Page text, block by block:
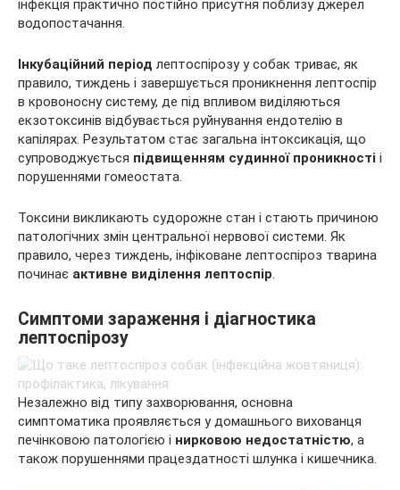
інфекція практично постійно присутня поблизу джерел
водопостачання.
Інкубаційний період лептоспірозу у собак триває, як
правило, тиждень і завершується проникнення лептоспір
в кровоносну систему, де під впливом виділяються
екзотоксинів відбувається руйнування ендотелію в
капілярах. Результатом стає загальна інтоксикація, що
супроводжується підвищенням судинної проникності і
порушеннями гомеостата.
Токсини викликають судорожне стан і стають причиною
патологічних змін центральної нервової системи. Як
правило, через тиждень, інфіковане лептоспіроз тварина
починає активне виділення лептоспір.
Симптоми зараження і діагностика
лептоспірозу
Незалежно від типу захворювання, основна
симптоматика проявляється у домашнього вихованця
печінковою патологією і нирковою недостатністю, а
також порушеннями працездатності шлунка і кишечника.